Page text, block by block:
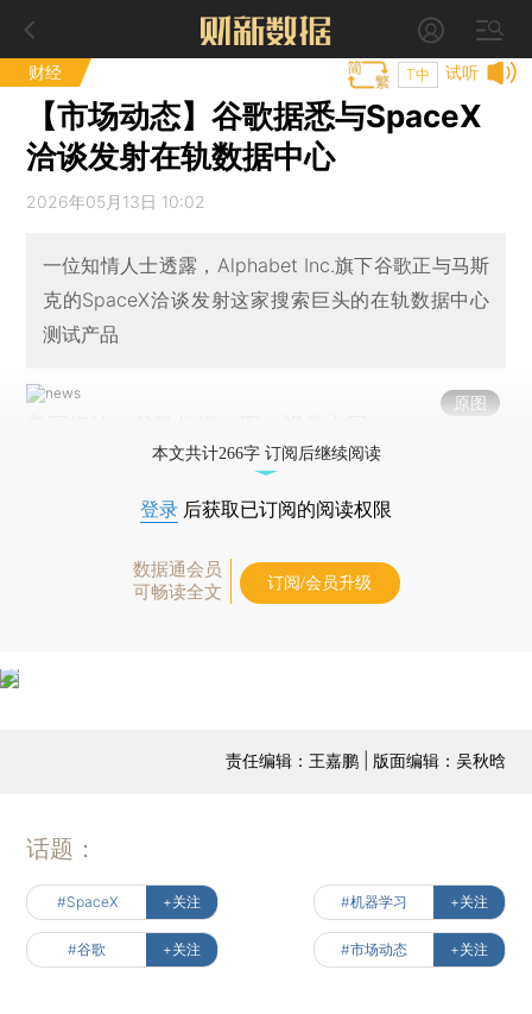
财经 试听
T中
【市场动态】谷歌据悉与SpaceX
洽谈发射在轨数据中心
2026年05月13日 10:02
一位知情人士透露，Alphabet Inc.旗下谷歌正与马斯
克的SpaceX洽谈发射这家搜索巨头的在轨数据中心
测试产品
原图
本文共计266字 订阅后继续阅读
登录 后获取已订阅的阅读权限
数据通会员
可畅读全文
订阅/会员升级
责任编辑：王嘉鹏 | 版面编辑：吴秋晗
话题：
#SpaceX +关注 #机器学习 +关注
#谷歌 +关注 #市场动态 +关注